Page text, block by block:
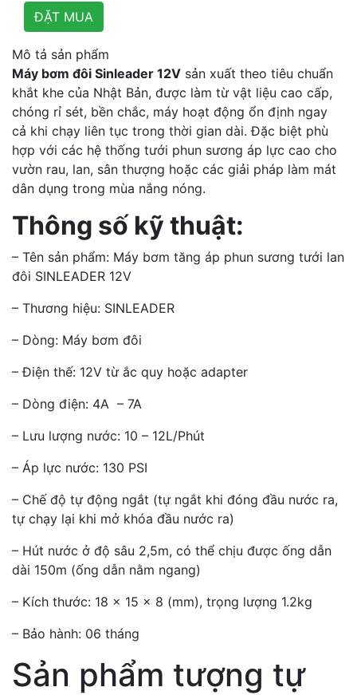
Mô tả sản phẩm
Máy bơm đôi Sinleader 12V sản xuất theo tiêu chuẩn
khắt khe của Nhật Bản, được làm từ vật liệu cao cấp,
chóng rỉ sét, bền chắc, máy hoạt động ổn định ngay
cả khi chạy liên tục trong thời gian dài. Đặc biệt phù
hợp với các hệ thống tưới phun sương áp lực cao cho
vườn rau, lan, sân thượng hoặc các giải pháp làm mát
dân dụng trong mùa nắng nóng.
Thông số kỹ thuật:
– Tên sản phẩm: Máy bơm tăng áp phun sương tưới lan
đôi SINLEADER 12V
– Thương hiệu: SINLEADER
– Dòng: Máy bơm đôi
– Điện thế: 12V từ ắc quy hoặc adapter
– Dòng điện: 4A – 7A
– Lưu lượng nước: 10 – 12L/Phút
– Áp lực nước: 130 PSI
– Chế độ tự động ngắt (tự ngắt khi đóng đầu nước ra,
tự chạy lại khi mở khóa đầu nước ra)
– Hút nước ở độ sâu 2,5m, có thể chịu được ống dẫn
dài 150m (ống dẫn nằm ngang)
– Kích thước: 18 x 15 x 8 (mm), trọng lượng 1.2kg
– Bảo hành: 06 tháng
Sản phẩm tượng tự